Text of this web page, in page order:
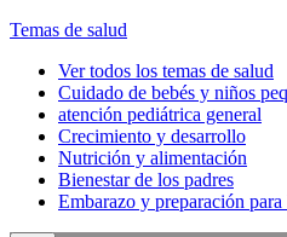
Temas de salud
Ver todos los temas de salud
Cuidado de bebés y niños
atención pediátrica general
Crecimiento y desarrollo
Nutrición y alimentación
Bienestar de los padres
Embarazo y preparación